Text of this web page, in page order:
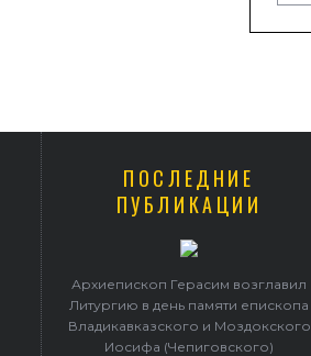
ПОСЛЕДНИЕ
ПУБЛИКАЦИИ
Архиепископ Герасим возглавил
Литургию в день памяти епископа
Владикавказского и Моздокского
Иосифа (Чепиговского)